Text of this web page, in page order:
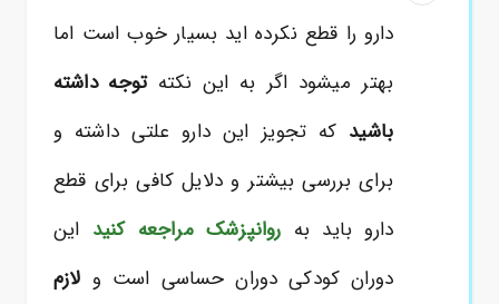
دارو را قطع نکرده اید بسیار خوب است اما
بهتر میشود اگر به این نکتهتوجه داشته
باشید که تجویز این دارو علتی داشته و
برای بررسی بیشتر و دلایل کافی برای قطع
دارو باید به روانپزشک مراجعه کنید این
دوران کودکی دوران حساسی است و لازم